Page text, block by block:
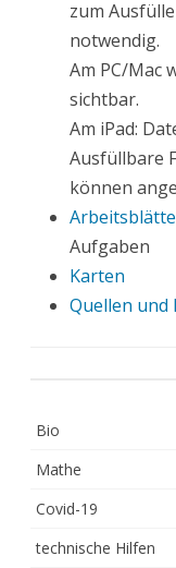
zum
notwendig.
Am PC/Mac
sichtbar.
Am iPad:
Ausfüllbare
können
Aufgaben
Karten
Quellen und
Bio
Mathe
Covid-19
technische Hilfen